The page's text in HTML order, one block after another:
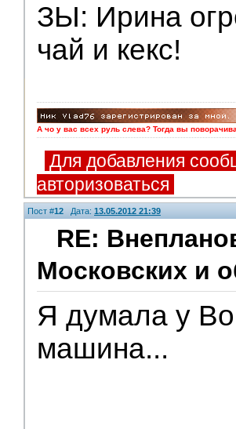
ЗЫ: Ирина
чай и кекс!
А чо у вас всех руль слева? Тогда вы
Для добавления
авторизоваться
Пост #12 Дата: 13.05.2012 21:39
RE:
Московских и
Я думала у
машина...